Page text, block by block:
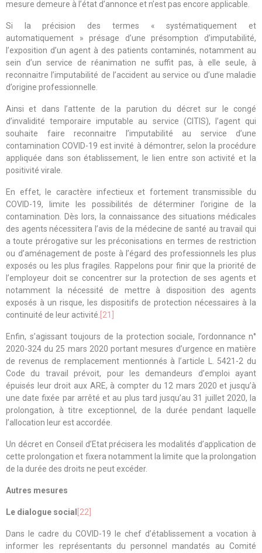
mesure demeure à l’état d’annonce et n’est pas encore applicable.
Si la précision des termes « systématiquement et
automatiquement » présage d’une présomption d’imputabilité,
l’exposition d’un agent à des patients contaminés, notamment au
sein d’un service de réanimation ne suffit pas, à elle seule, à
reconnaitre l’imputabilité de l’accident au service ou d’une maladie
d’origine professionnelle.
Ainsi et dans l’attente de la parution du décret sur le congé
d’invalidité temporaire imputable au service (CITIS), l’agent qui
souhaite faire reconnaitre l’imputabilité au service d’une
contamination COVID-19 est invité à démontrer, selon la procédure
appliquée dans son établissement, le lien entre son activité et la
positivité virale.
En effet, le caractère infectieux et fortement transmissible du
COVID-19, limite les possibilités de déterminer l’origine de la
contamination. Dès lors, la connaissance des situations médicales
des agents nécessitera l’avis de la médecine de santé au travail qui
a toute prérogative sur les préconisations en termes de restriction
ou d’aménagement de poste à l’égard des professionnels les plus
exposés ou les plus fragiles. Rappelons pour finir que la priorité de
l’employeur doit se concentrer sur la protection de ses agents et
notamment la nécessité de mettre à disposition des agents
exposés à un risque, les dispositifs de protection nécessaires à la
continuité de leur activité. [21]
Enfin, s’agissant toujours de la protection sociale, l’ordonnance n°
2020-324 du 25 mars 2020 portant mesures d’urgence en matière
de revenus de remplacement mentionnés à l’article L. 5421-2 du
Code du travail prévoit, pour les demandeurs d’emploi ayant
épuisés leur droit aux ARE, à compter du 12 mars 2020 et jusqu’à
une date fixée par arrêté et au plus tard jusqu’au 31 juillet 2020, la
prolongation, à titre exceptionnel, de la durée pendant laquelle
l’allocation leur est accordée.
Un décret en Conseil d’Etat précisera les modalités d’application de
cette prolongation et fixera notamment la limite que la prolongation
de la durée des droits ne peut excéder.
Autres mesures
Le dialogue social [22]
Dans le cadre du COVID-19 le chef d’établissement a vocation à
informer les représentants du personnel mandatés au Comité